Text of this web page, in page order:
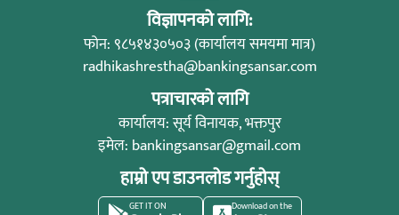
विज्ञापनको लागि:
फोन: ९८५१४३०५०३ (कार्यालय समयमा मात्र)
radhikashrestha@bankingsansar.com
पत्राचारको लागि
कार्यालय: सूर्य विनायक, भक्तपुर
इमेल: bankingsansar@gmail.com
हाम्रो एप डाउनलोड गर्नुहोस्
GET IT ON Download on the